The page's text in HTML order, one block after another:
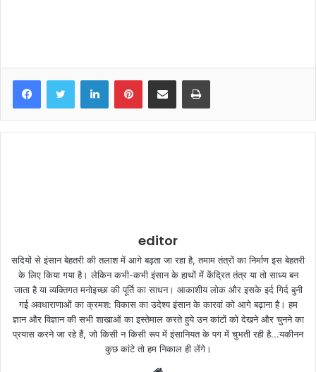
editor
सदियों से इंसान बेहतरी की तलाश में आगे बढ़ता जा रहा है, तमाम तंत्रों का निर्माण इस बेहतरी
के लिए किया गया है। लेकिन कभी-कभी इंसान के हाथों में केंद्रित तंत्र या तो साध्य बन
जाता है या व्यक्तिगत मनोइच्छा की पूर्ति का साधन। आकाशीय लोक और इसके इर्द गिर्द बुनी
गई अवधाराणाओं का क्रमश: विकास का उदेश्य इंसान के कारवां को आगे बढ़ाना है। हम
ज्ञान और विज्ञान की सभी शाखाओं का इस्तेमाल करते हुये उन कांटों को देखने और चुनने का
प्रयास करने जा रहे हैं, जो किसी न किसी रूप में इंसानियत के पग में चुभती रही है...यकीनन
कुछ कांटे तो हम निकाल ही लेंगे।